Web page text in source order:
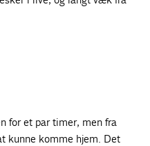
for et par timer, men fra
kunne komme hjem. Det